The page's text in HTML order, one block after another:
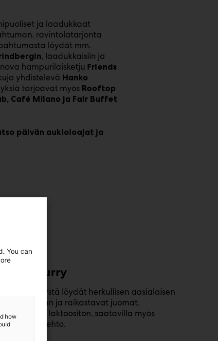
ja laadukkaat
ravintolatarjonta
löydät mm.
, laadukkaisiin ja
hampurilaisketju Friends
yhdistelevä Hanko
tarjoavat myös Rooftop
Café Milano ja Fair Buffet
päivän aukioloajat ja
Wok’n’Curry
Wok’ n’ Currystä löydät herkullisen aasialaisen
buffetpöydän ja raikastavat juomat.
laktoositon, saatavilla myös
You can
how